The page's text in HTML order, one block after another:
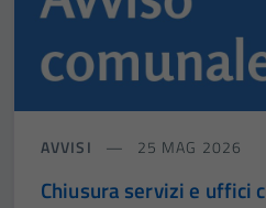
AVVISI 25 MAG 2026
Chiusura servizi e uffici